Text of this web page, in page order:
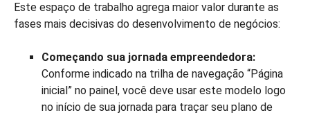
Este espaço de trabalho agrega maior valor durante as
fases mais decisivas do desenvolvimento de negócios:
Começando sua jornada empreendedora:
Conforme indicado na trilha de navegação “Página
inicial” no painel, você deve usar este modelo logo
no início de sua jornada para traçar seu plano de